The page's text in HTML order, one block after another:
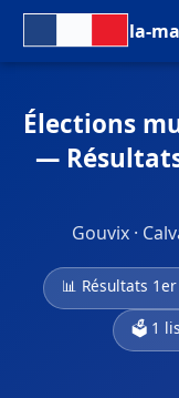
la-
Élections
—
Gouvix ·
📊 Résultats
🗳️ 1